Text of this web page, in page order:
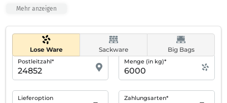
Mehr anzeigen
Lose Ware Sackware Big Bags
Postleitzahl* Menge (in kg)*
Lieferoption Zahlungsarten*